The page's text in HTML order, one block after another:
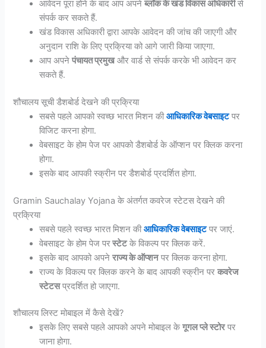
आवेदन पूरा होने के बाद आप अपनेब्लॉक के खंड विकास अधिकारीसे
संपर्क कर सकते हैं.
खंड विकास अधिकारी द्वारा आपके आवेदन की जांच की जाएगी और
अनुदान राशि के लिए प्रक्रिया को आगे जारी किया जाएगा.
आप अपनेपंचायत प्रमुखऔर वार्ड से संपर्क करके भी आवेदन कर
सकते हैं.
शौचालय सूची डैशबोर्ड देखने की प्रक्रिया
सबसे पहले आपको स्वच्छ भारत मिशन कीआधिकारिक वेबसाइट पर
विजिट करना होगा.
वेबसाइट के होम पेज पर आपको डैशबोर्ड के ऑप्शन पर क्लिक करना
होगा.
इसके बाद आपकी स्क्रीन पर डैशबोर्ड प्रदर्शित होगा.
Gramin Sauchalay Yojana के अंतर्गत कवरेज स्टेटस देखने की
प्रक्रिया
सबसे पहले स्वच्छ भारत मिशन कीआधिकारिक वेबसाइट पर जाएं.
वेबसाइट के होम पेज परस्टेटके विकल्प पर क्लिक करें.
इसके बाद आपको अपनेराज्य के ऑप्शनपर क्लिक करना होगा.
राज्य के विकल्प पर क्लिक करने के बाद आपकी स्क्रीन परकवरेज
स्टेटसप्रदर्शित हो जाएगा.
शौचालय लिस्ट मोबाइल में कैसे देखें?
इसके लिए सबसे पहले आपको अपने मोबाइल केगूगल प्ले स्टोरपर
जाना होगा.